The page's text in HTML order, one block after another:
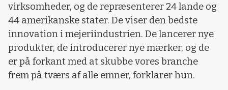
virksomheder, og de repræsenterer 24 lande og
44 amerikanske stater. De viser den bedste
innovation i mejeriindustrien. De lancerer nye
produkter, de introducerer nye mærker, og de
er på forkant med at skubbe vores branche
frem på tværs af alle emner, forklarer hun.